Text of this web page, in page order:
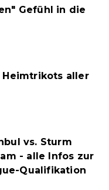
Gefühl in die
Heimtrikots aller
vs. Sturm
- alle Infos zur
Qualifikation